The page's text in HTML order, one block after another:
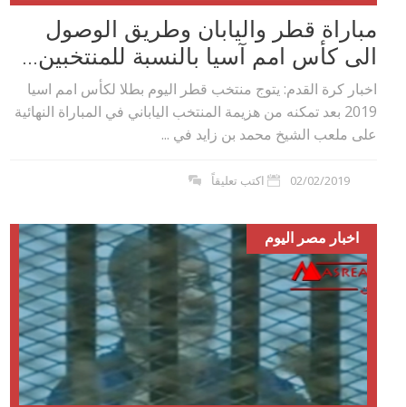
مباراة قطر واليابان وطريق الوصول
الى كأس امم آسيا بالنسبة للمنتخبين...
اخبار كرة القدم: يتوج منتخب قطر اليوم بطلا لكأس امم اسيا
2019 بعد تمكنه من هزيمة المنتخب الياباني في المباراة النهائية
على ملعب الشيخ محمد بن زايد في ...
02/02/2019 اكتب تعليقاً
اخبار مصر اليوم